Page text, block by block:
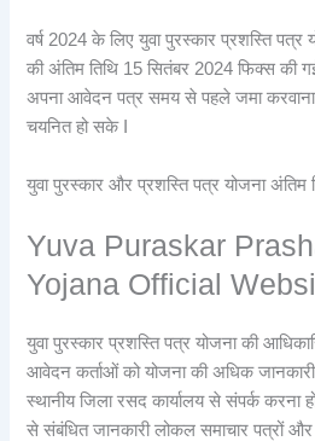
वर्ष 2024 के लिए युवा पुरस्कार प्रशस्ति
की अंतिम तिथि 15 सितंबर 2024 फिक्स की
अपना आवेदन पत्र समय से पहले जमा करवाना
चयनित हो सके I
युवा पुरस्कार और प्रशस्ति पत्र योजना अंतिम
Yuva Puraskar
Yojana Official
युवा पुरस्कार प्रशस्ति पत्र योजना की
आवेदन कर्ताओं को योजना की अधिक
स्थानीय जिला रसद कार्यालय से संपर्क करना
से संबंधित जानकारी लोकल समाचार पत्रों